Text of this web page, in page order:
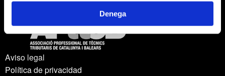
Denega
Aviso legal
Política de privacidad